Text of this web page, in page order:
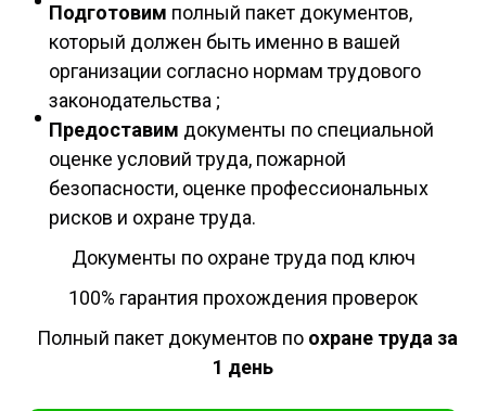
Подготовим полный пакет документов,
который должен быть именно в вашей
организации согласно нормам трудового
законодательства ;
Предоставим документы по специальной
оценке условий труда, пожарной
безопасности, оценке профессиональных
рисков и охране труда.
Документы по охране труда под ключ
100% гарантия прохождения проверок
Полный пакет документов по охране труда за
1 день